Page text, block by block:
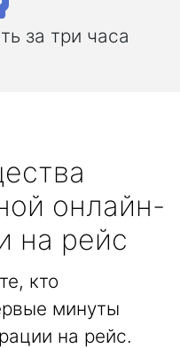
за три часа
онлайн-
на рейс
кто
минуты
на рейс.